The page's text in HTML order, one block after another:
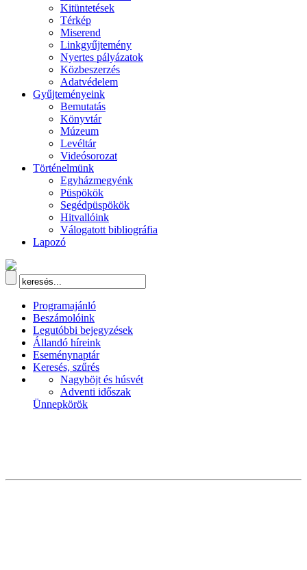
Kitüntetések
Térkép
Miserend
Linkgyűjtemény
Nyertes pályázatok
Közbeszerzés
Adatvédelem
Gyűjteményeink
Bemutatás
Könyvtár
Múzeum
Levéltár
Videósorozat
Történelmünk
Egyházmegyénk
Püspökök
Segédpüspökök
Hitvallóink
Válogatott bibliográfia
Lapozó
Programajánló
Beszámolóink
Legutóbbi bejegyzések
Állandó híreink
Eseménynaptár
Keresés, szűrés
Nagyböjt és húsvét
Adventi időszak
Ünnepkörök